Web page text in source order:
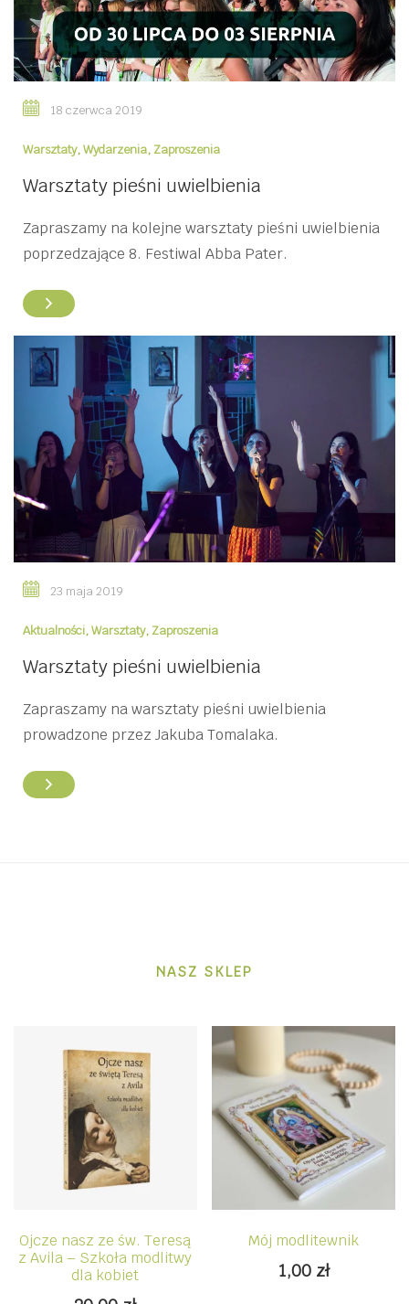
18 czerwca 2019
Warsztaty,Wydarzenia, Zaproszenia
Warsztaty pieśni uwielbienia
Zapraszamy na kolejne warsztaty pieśni uwielbienia
poprzedzające 8. Festiwal Abba Pater.
23 maja 2019
Aktualności,Warsztaty, Zaproszenia
Warsztaty pieśni uwielbienia
Zapraszamy na warsztaty pieśni uwielbienia
prowadzone przez Jakuba Tomalaka .
NASZ SKLEP
Ojcze nasz ze św. Teresą
z Avila – Szkoła modlitwy
dla kobiet
Mój modlitewnik
1,00 zł